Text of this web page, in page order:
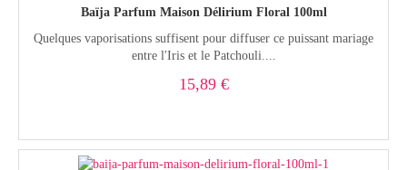
Baïja Parfum Maison Délirium Floral 100ml
Quelques vaporisations suffisent pour diffuser ce puissant mariage
entre l'Iris et le Patchouli....
15,89 €